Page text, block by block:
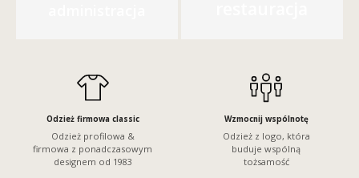
Odzież firmowa classic
Odzież profilowa &
firmowa z ponadczasowym
designem od 1983
Wzmocnij wspólnotę
Odzież z logo, która
buduje wspólną
tożsamość